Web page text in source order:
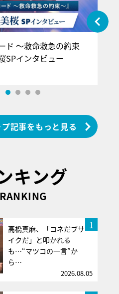
ド ～救命救急の約束
SPインタビュー
記事をもっと見る
キング
RANKING
1
高橋真麻、「コネだブサ
イクだ」と叩かれる
も…“マツコの一言”か
ら…
2026.08.05